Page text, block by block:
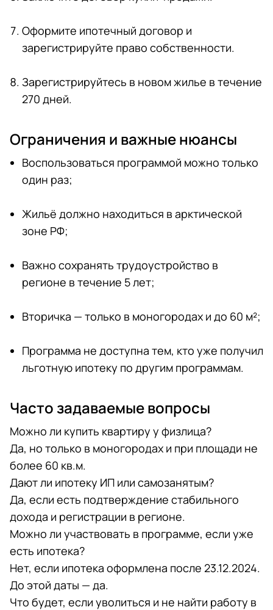
Оформите ипотечный договор и
зарегистрируйте право собственности.
Зарегистрируйтесь в новом жилье в течение
270 дней.
Ограничения и важные нюансы
Воспользоваться программой можно только
один раз;
Жильё должно находиться в арктической
зоне РФ;
Важно сохранять трудоустройство в
регионе в течение 5 лет;
Вторичка — только в моногородах и до 60 м²;
Программа не доступна тем, кто уже получил
льготную ипотеку по другим программам.
Часто задаваемые вопросы
Можно ли купить квартиру у физлица?
Да, но только в моногородах и при площади не
более 60 кв.м.
Дают ли ипотеку ИП или самозанятым?
Да, если есть подтверждение стабильного
дохода и регистрации в регионе.
Можно ли участвовать в программе, если уже
есть ипотека?
Нет, если ипотека оформлена после 23.12.2024.
До этой даты — да.
Что будет, если уволиться и не найти работу в